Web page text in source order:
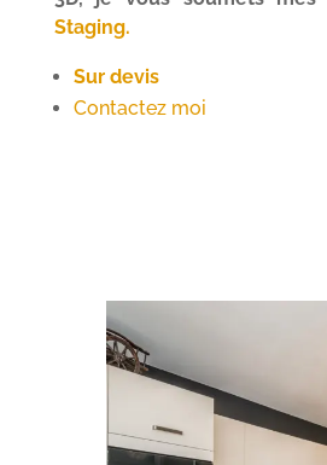
Staging.
Sur devis
Contactez moi